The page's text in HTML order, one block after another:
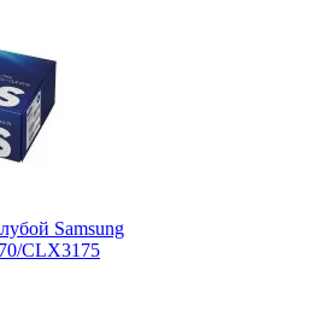
Samsung
CLX3175